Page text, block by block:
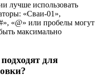
лучше использовать
«Сваи-01»,
«@» или пробелы могут
максимально
для